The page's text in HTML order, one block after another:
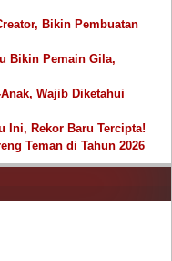
Bikin Pembuatan
Bikin Pemain Gila,
Wajib Diketahui
Ini, Rekor Baru Tercipta!
Teman di Tahun 2026